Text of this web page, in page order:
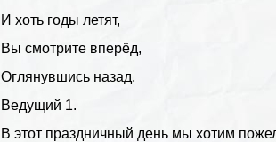
И хоть годы летят,
Вы смотрите вперёд,
Оглянувшись назад.
Ведущий 1.
В этот праздничный день мы хотим